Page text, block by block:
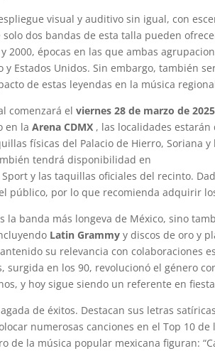
visual y auditivo sin igual, con
dos bandas de esta talla pueden
2000, épocas en las que ambas
Estados Unidos. Sin embargo, también
de estas leyendas en la música
comenzará elviernes 28 de marzo de
en laArena CDMX , las localidades estarán
físicas del Palacio de Hierro, Soriana y
tendrá disponibilidad en
y las taquillas oficiales del recinto.
público, por lo que recomienda adquirir
la banda más longeva de México, sino
Latin Grammy y discos de oro y
su relevancia con colaboraciones
surgida en los 90, revolucionó el género
y hoy sigue siendo un referente en
de éxitos. Destacan sus letras
numerosas canciones en el Top 10
de la música popular mexicana figuran: